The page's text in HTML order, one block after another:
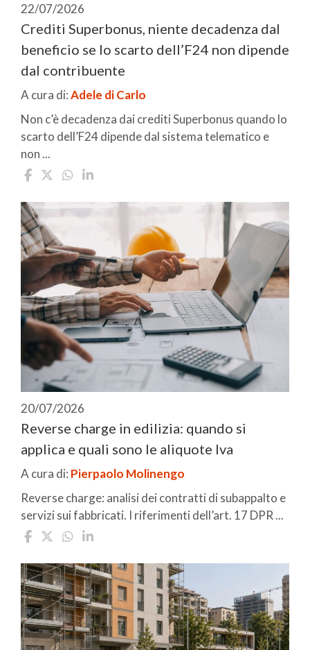
22/07/2026
Crediti Superbonus, niente decadenza dal
beneficio se lo scarto dell’F24 non dipende
dal contribuente
A cura di:Adele di Carlo
Non c’è decadenza dai crediti Superbonus quando lo
scarto dell’F24 dipende dal sistema telematico e
non ...
20/07/2026
Reverse charge in edilizia: quando si
applica e quali sono le aliquote Iva
A cura di: Pierpaolo Molinengo
Reverse charge: analisi dei contratti di subappalto e
servizi sui fabbricati. I riferimenti dell’art. 17 DPR ...